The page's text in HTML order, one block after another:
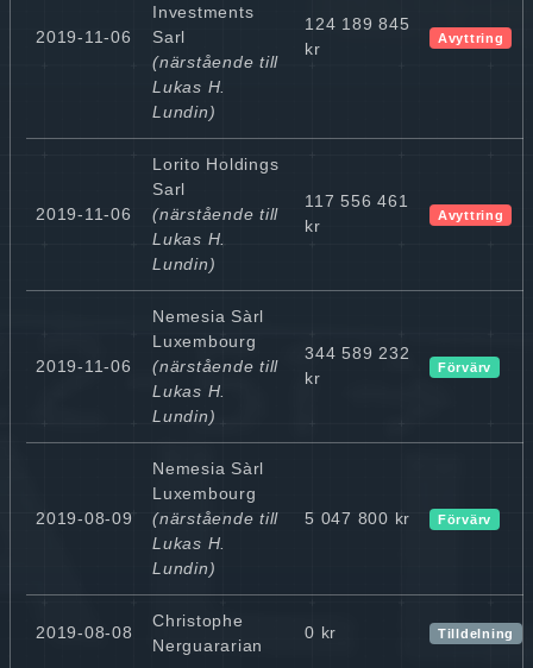
2019-11-06
Investments
Sarl
(närstående till
Lukas H.
Lundin)
124 189 845
kr
Avyttring
2019-11-06
Lorito Holdings
Sarl
(närstående till
Lukas H.
Lundin)
117 556 461
kr
Avyttring
2019-11-06
Nemesia Sàrl
Luxembourg
(närstående till
Lukas H.
Lundin)
344 589 232
kr
Förvärv
2019-08-09
Nemesia Sàrl
Luxembourg
(närstående till
Lukas H.
Lundin)
5 047 800 kr Förvärv
2019-08-08
Christophe
Nerguararian
0 kr Tilldelning